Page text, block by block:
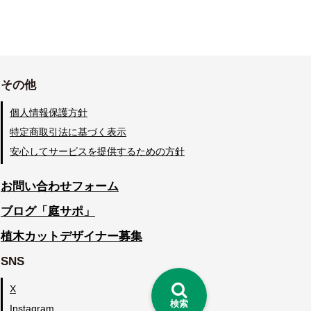
検索
その他
個人情報保護方針
特定商取引法に基づく表示
安心してサービスを提供するための方針
お問い合わせフォーム
ブログ「庭サポ」
植木カットデザイナー募集
SNS
X
Instagram